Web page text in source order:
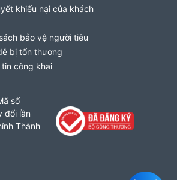
khiếu nại của khách
bảo vệ người tiêu
bị tổn thương
công khai
số
đổi lần
Thành